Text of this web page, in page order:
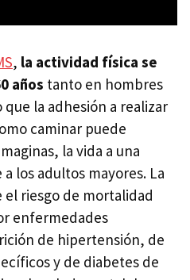
, la actividad física se
años tanto en hombres
la adhesión a realizar
caminar puede
la vida a una
los adultos mayores. La
el riesgo de mortalidad
enfermedades
de hipertensión, de
y de diabetes de